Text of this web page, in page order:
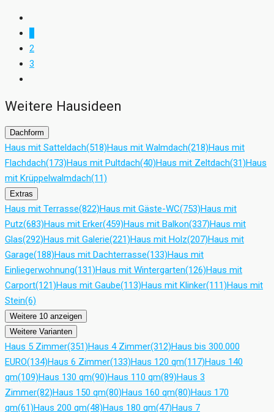
2
3
Weitere Hausideen
Dachform
Haus mit Satteldach(518)Haus mit Walmdach(218)Haus mit
Flachdach(173)Haus mit Pultdach(40)Haus mit Zeltdach(31)Haus
mit Krüppelwalmdach(11)
Extras
Haus mit Terrasse(822)Haus mit Gäste-WC(753)Haus mit
Putz(683)Haus mit Erker(459)Haus mit Balkon(337)Haus mit
Glas(292)Haus mit Galerie(221)Haus mit Holz(207)Haus mit
Garage(188)Haus mit Dachterrasse(133)Haus mit
Einliegerwohnung(131)Haus mit Wintergarten(126)Haus mit
Carport(121)Haus mit Gaube(113)Haus mit Klinker(111)Haus mit
Stein(6)
Weitere 10 anzeigen
Weitere Varianten
Haus 5 Zimmer(351)Haus 4 Zimmer(312)Haus bis 300.000
EURO(134)Haus 6 Zimmer(133)Haus 120 qm(117)Haus 140
qm(109)Haus 130 qm(90)Haus 110 qm(89)Haus 3
Zimmer(82)Haus 150 qm(80)Haus 160 qm(80)Haus 170
qm(61)Haus 200 qm(48)Haus 180 qm(47)Haus 7